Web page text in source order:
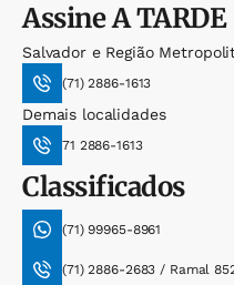
AssineA TARDE
Salvador e Região
(71) 2886-1613
Demais localidades
71 2886-1613
Classificados
(71) 99965-8961
(71) 2886-2683 / Ramal